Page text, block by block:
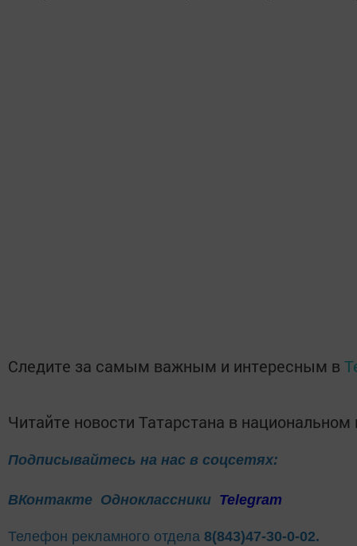
Следите за самым важным и интересным в
Читайте новости Татарстана в
Подписывайтесь на нас в соцсетях:
ВКонтакте Одноклассники Telegram
Телефон рекламного отдела 8(843)47-30-0-02.